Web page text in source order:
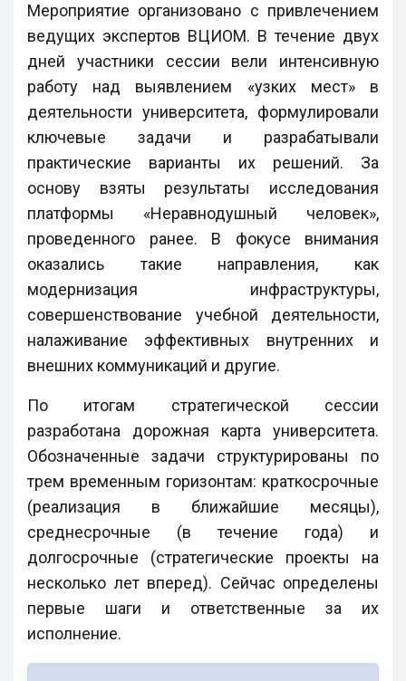
Мероприятие организовано с привлечением
ведущих экспертов ВЦИОМ. В течение двух
дней участники сессии вели интенсивную
работу над выявлением «узких мест» в
деятельности университета, формулировали
ключевые задачи и разрабатывали
практические варианты их решений. За
основу взяты результаты исследования
платформы «Неравнодушный человек»,
проведенного ранее. В фокусе внимания
оказались такие направления, как
модернизация инфраструктуры,
совершенствование учебной деятельности,
налаживание эффективных внутренних и
внешних коммуникаций и другие.
По итогам стратегической сессии
разработана дорожная карта университета.
Обозначенные задачи структурированы по
трем временным горизонтам: краткосрочные
(реализация в ближайшие месяцы),
среднесрочные (в течение года) и
долгосрочные (стратегические проекты на
несколько лет вперед). Сейчас определены
первые шаги и ответственные за их
исполнение.